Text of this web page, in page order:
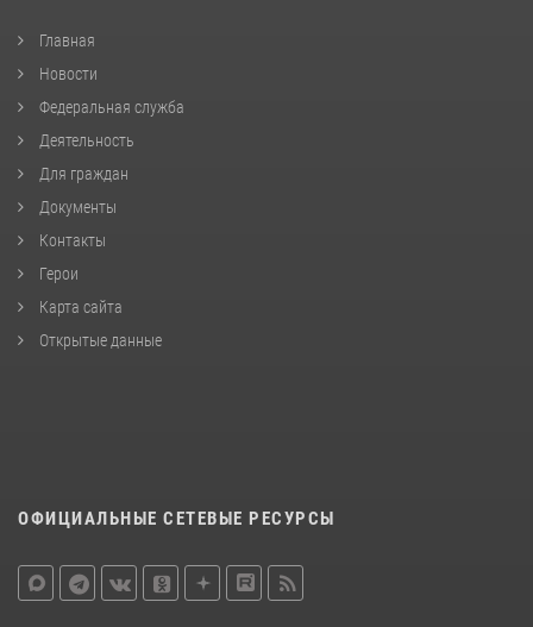
Главная
Новости
Федеральная служба
Деятельность
Для граждан
Документы
Контакты
Герои
Карта сайта
Открытые данные
ОФИЦИАЛЬНЫЕ СЕТЕВЫЕ РЕСУРСЫ